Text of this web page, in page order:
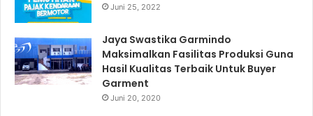
Juni 25, 2022
Jaya Swastika Garmindo
Maksimalkan Fasilitas Produksi Guna
Hasil Kualitas Terbaik Untuk Buyer
Garment
Juni 20, 2020